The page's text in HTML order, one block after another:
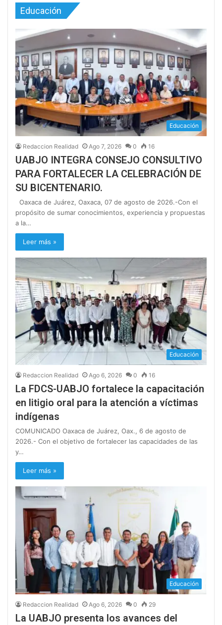
Educación
Educación
Redaccion Realidad Ago 7, 2026 0 16
UABJO INTEGRA CONSEJO CONSULTIVO
PARA FORTALECER LA CELEBRACIÓN DE
SU BICENTENARIO.
Oaxaca de Juárez, Oaxaca, 07 de agosto de 2026.-Con el
propósito de sumar conocimientos, experiencia y propuestas
a la…
Leer más »
Educación
Redaccion Realidad Ago 6, 2026 0 16
La FDCS-UABJO fortalece la capacitación
en litigio oral para la atención a víctimas
indígenas
COMUNICADO Oaxaca de Juárez, Oax., 6 de agosto de
2026.- Con el objetivo de fortalecer las capacidades de las
y…
Leer más »
Educación
Redaccion Realidad Ago 6, 2026 0 29
La UABJO presenta los avances del